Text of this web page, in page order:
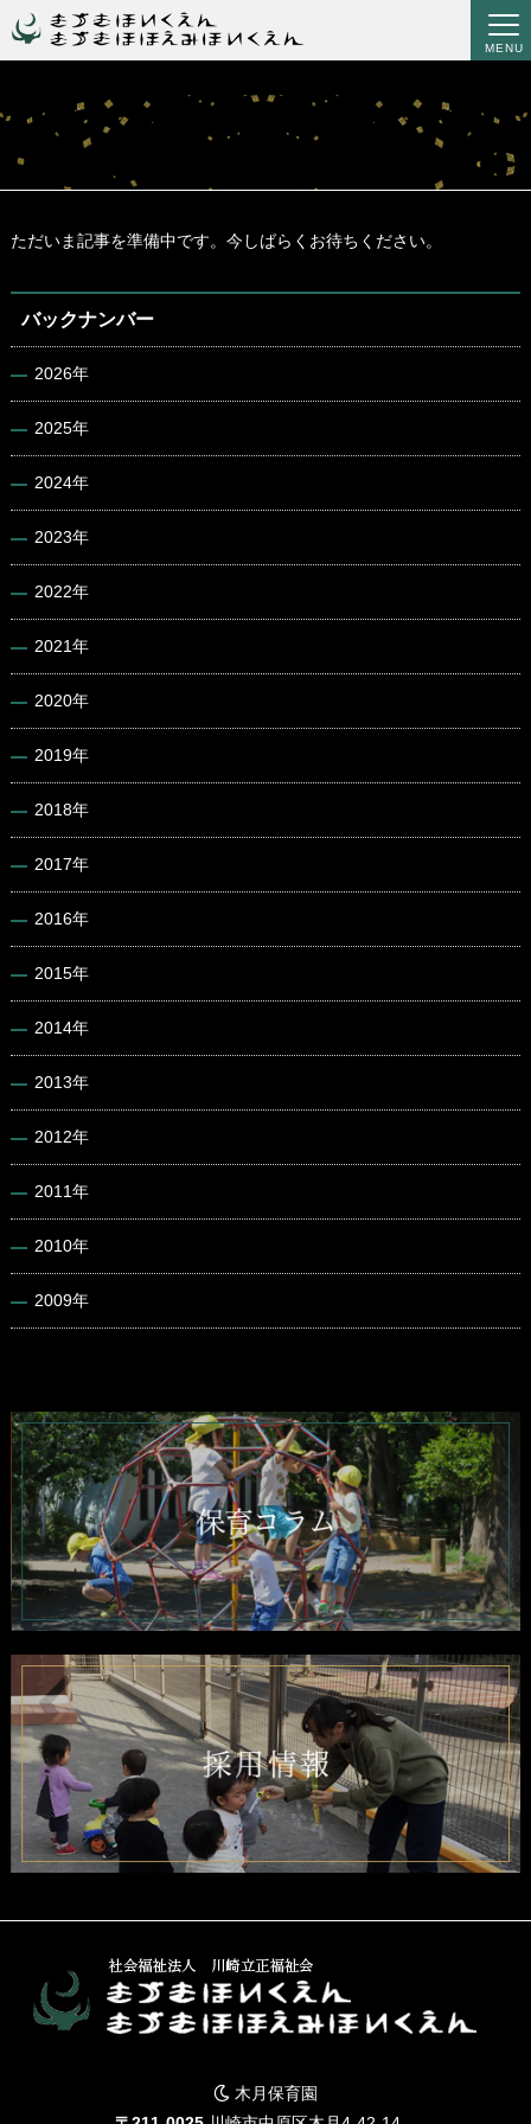
MENU
ただいま記事を準備中です。今しばらくお待ちください。
バックナンバー
2026年
2025年
2024年
2023年
2022年
2021年
2020年
2019年
2018年
2017年
2016年
2015年
2014年
2013年
2012年
2011年
2010年
2009年
木月保育園